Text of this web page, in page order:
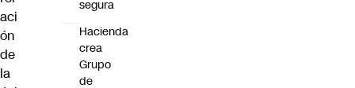
aci
ón
de
la
segura
Hacienda
crea
Grupo
de